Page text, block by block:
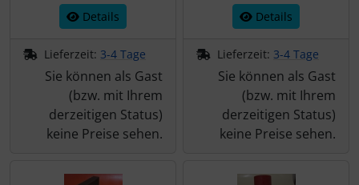
Details
Lieferzeit: 3-4 Tage
Sie können als Gast
(bzw. mit Ihrem
derzeitigen Status)
keine Preise sehen.
Details
Lieferzeit: 3-4 Tage
Sie können als Gast
(bzw. mit Ihrem
derzeitigen Status)
keine Preise sehen.